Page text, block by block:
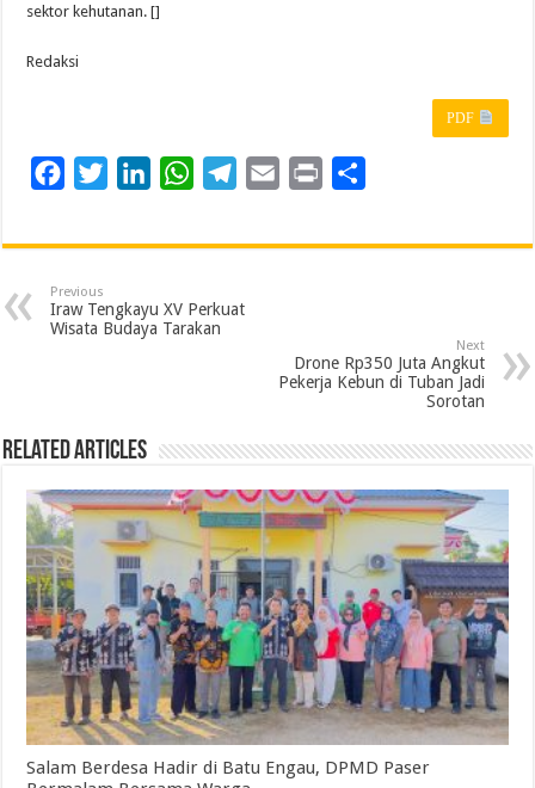
sektor kehutanan. []
Redaksi
PDF
c
b
o
i
t
e
n
e
d
W
a
s
A
l
g
a
i
a
Previous
Iraw Tengkayu XV Perkuat
Wisata Budaya Tarakan
Next
Drone Rp350 Juta Angkut
Pekerja Kebun di Tuban Jadi
Sorotan
Related Articles
Salam Berdesa Hadir di Batu Engau, DPMD Paser